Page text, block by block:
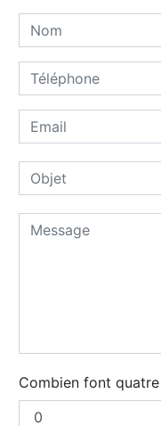
Combien font